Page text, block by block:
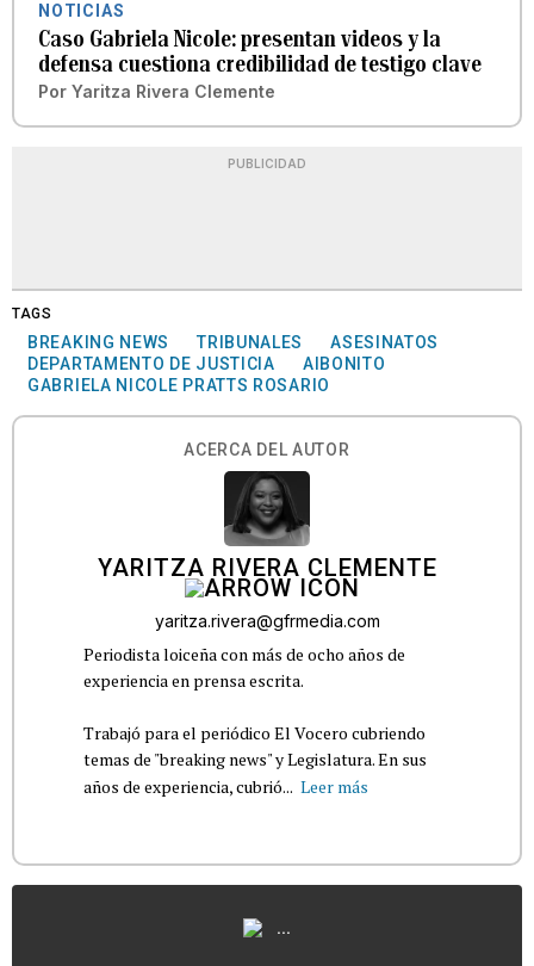
NOTICIAS
Caso Gabriela Nicole: presentan videos y la
defensa cuestiona credibilidad de testigo clave
Por Yaritza Rivera Clemente
PUBLICIDAD
TAGS
BREAKING NEWS TRIBUNALES
ASESINATOS
DEPARTAMENTO DE JUSTICIA
AIBONITO
GABRIELA NICOLE PRATTS ROSARIO
ACERCA DEL AUTOR
YARITZA RIVERA CLEMENTE
yaritza.rivera@gfrmedia.com
Periodista loiceña con más de ocho años de
experiencia en prensa escrita.
Trabajó para el periódico El Vocero cubriendo
temas de "breaking news" y Legislatura. En sus
años de experiencia, cubrió... Leer más
...